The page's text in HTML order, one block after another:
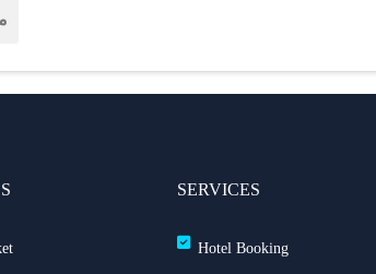
SERVICES
Hotel Booking